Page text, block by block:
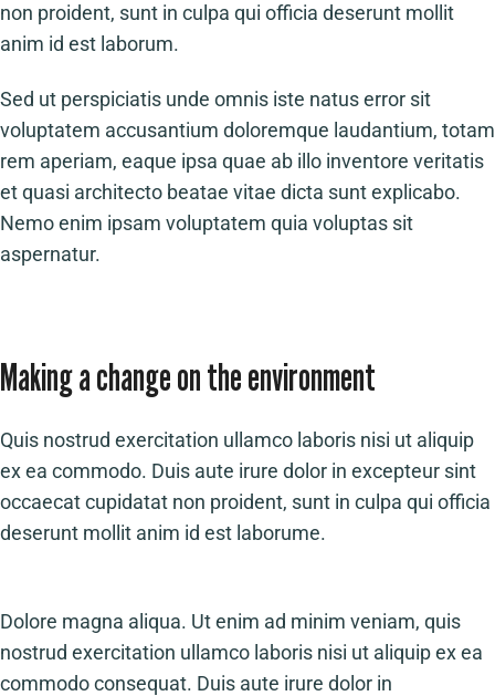
non proident, sunt in culpa qui officia deserunt mollit
anim id est laborum.
Sed ut perspiciatis unde omnis iste natus error sit
voluptatem accusantium doloremque laudantium, totam
rem aperiam, eaque ipsa quae ab illo inventore veritatis
et quasi architecto beatae vitae dicta sunt explicabo.
Nemo enim ipsam voluptatem quia voluptas sit
aspernatur.
Making a change on the environment
Quis nostrud exercitation ullamco laboris nisi ut aliquip
ex ea commodo. Duis aute irure dolor in excepteur sint
occaecat cupidatat non proident, sunt in culpa qui officia
deserunt mollit anim id est laborume.
Dolore magna aliqua. Ut enim ad minim veniam, quis
nostrud exercitation ullamco laboris nisi ut aliquip ex ea
commodo consequat. Duis aute irure dolor in